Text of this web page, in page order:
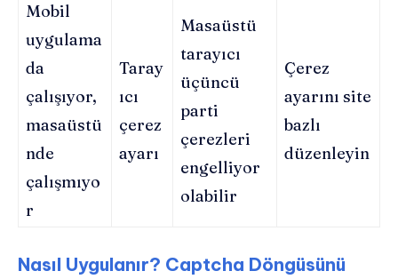
Mobil
uygulama
da
çalışıyor,
masaüstü
nde
çalışmıyo
r
Taray
ıcı
çerez
ayarı
Masaüstü
tarayıcı
üçüncü
parti
çerezleri
engelliyor
olabilir
Çerez
ayarını site
bazlı
düzenleyin
Nasıl Uygulanır? Captcha Döngüsünü